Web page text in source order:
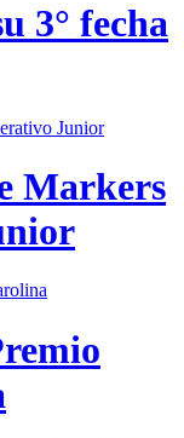
3° fecha
Markers